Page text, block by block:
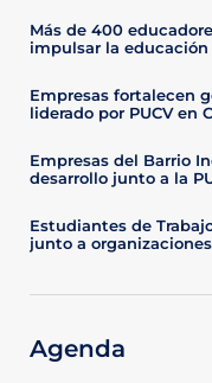
Más de 400
impulsar la educación
Empresas fortalecen
liderado por PUCV en
Empresas del Barrio
desarrollo junto a la
Estudiantes de
junto a
Agenda